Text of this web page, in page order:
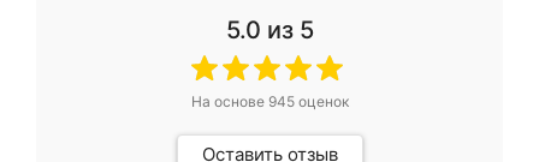
5.0 из 5
На основе 945оценок
Оставить отзыв